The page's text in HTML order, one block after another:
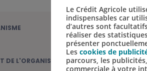
DE L'ORGANISME
Le Crédit Agricole
indispensables car
d’autres sont
réaliser des
présenter
Les cookies de
parcours, les
commerciale à votre